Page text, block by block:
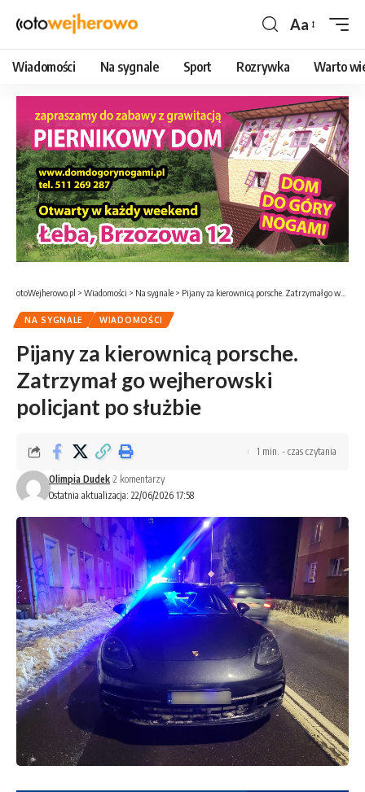
Czcionka
Aa
Wiadomości Na sygnale Sport Rozrywka Warto
otoWejherowo.pl > Wiadomości > Na sygnale > Pijany za kierownicą porsche. Zatrzymał go wejherowski policjant po służbie
NA SYGNALE WIADOMOŚCI
Pijany za kierownicą porsche.
Zatrzymał go wejherowski
policjant po służbie
Ostatnia aktualizacja: 22/06/2026 17:58
Olimpia Dudek 2 komentarzy
1 min. - czas czytania